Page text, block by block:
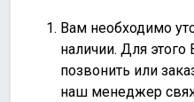
Вам необходимо
наличии. Для
позвонить или
наш менеджер